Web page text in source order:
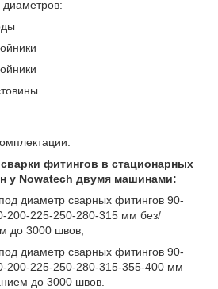
фитингов в стационарных
у Nowatech двумя машинами:
диаметр сварных фитингов 90-
200-225-250-280-315 мм без/
до 3000 швов;
диаметр сварных фитингов 90-
200-225-250-280-315-355-400 мм
до 3000 швов.